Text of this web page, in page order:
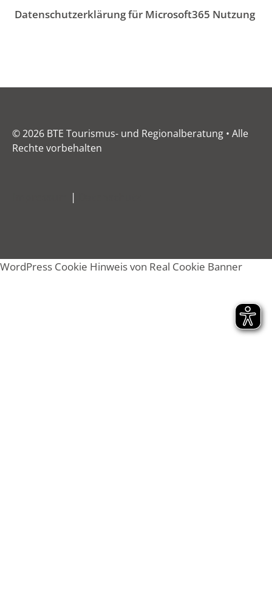
Datenschutzerklärung für Microsoft365 Nutzung
© 2026 BTE Tourismus- und Regionalberatung • Alle
Rechte vorbehalten
|
WordPress Cookie Hinweis von Real Cookie Banner